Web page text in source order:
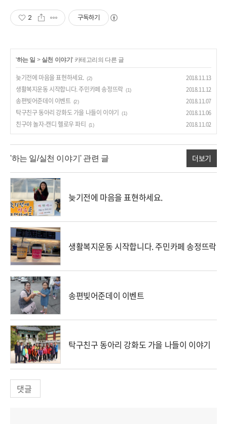
2 구독하기
'하는 일 > 실천 이야기' 카테고리의 다른 글
늦기전에 마음을 표현하세요. (2) 2018.11.13
생활복지운동 시작합니다. 주민카페 송정뜨락 (1) 2018.11.12
송편빚어준데이 이벤트 (2) 2018.11.07
탁구친구 동아리 강화도 가을 나들이 이야기 (1) 2018.11.06
친구야 놀자-캔디 헬로우 파티 (1) 2018.11.02
'하는 일/실천 이야기' 관련 글 더보기
늦기전에 마음을 표현하세요.
생활복지운동 시작합니다. 주민카페 송정뜨락
송편빚어준데이 이벤트
탁구친구 동아리 강화도 가을 나들이 이야기
댓글